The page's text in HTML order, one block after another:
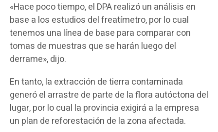
«Hace poco tiempo, el DPA realizó un análisis en
base a los estudios del freatímetro, por lo cual
tenemos una línea de base para comparar con
tomas de muestras que se harán luego del
derrame», dijo.
En tanto, la extracción de tierra contaminada
generó el arrastre de parte de la flora autóctona del
lugar, por lo cual la provincia exigirá a la empresa
un plan de reforestación de la zona afectada.